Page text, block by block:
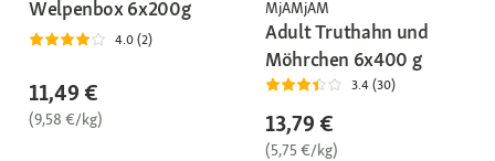
Welpenbox 6x200g
4.0 (2)
11,49 €
(9,58 €/kg)
MjAMjAM
Adult Truthahn und
Möhrchen 6x400 g
3.4 (30)
13,79 €
(5,75 €/kg)